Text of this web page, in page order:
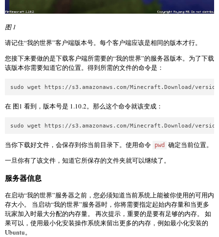
图 1
请记住“我的世界”客户端版本号。每个客户端应该是相同的版本才行。
您接下来要做的是下载客户端所需要的“我的世界”的服务器版本。为了下载
该版本你需要知道它的位置。得到所需的文件的命令是：
在 图1 看到，版本号是 1.10.2。那么这个命令就该变成：
当你下载好文件，会保存到你当前目录下。使用命令 pwd
确定当前位置。
一旦你有了该文件，知道它所保存的文件夹就可以继续了。
服务器信息
在启动“我的世界”服务器之前，您必须知道当前系统上能被你使用的可用内
存大小。 当启动“我的世界”服务器时，你将需要指定起始内存量和当更多
玩家加入时最大分配的内存量。 再次提示，重要的是要有足够的内存。 如
果可以，使用最小化安装操作系统来留出更多的内存，例如最小化安装的
Ubuntu。